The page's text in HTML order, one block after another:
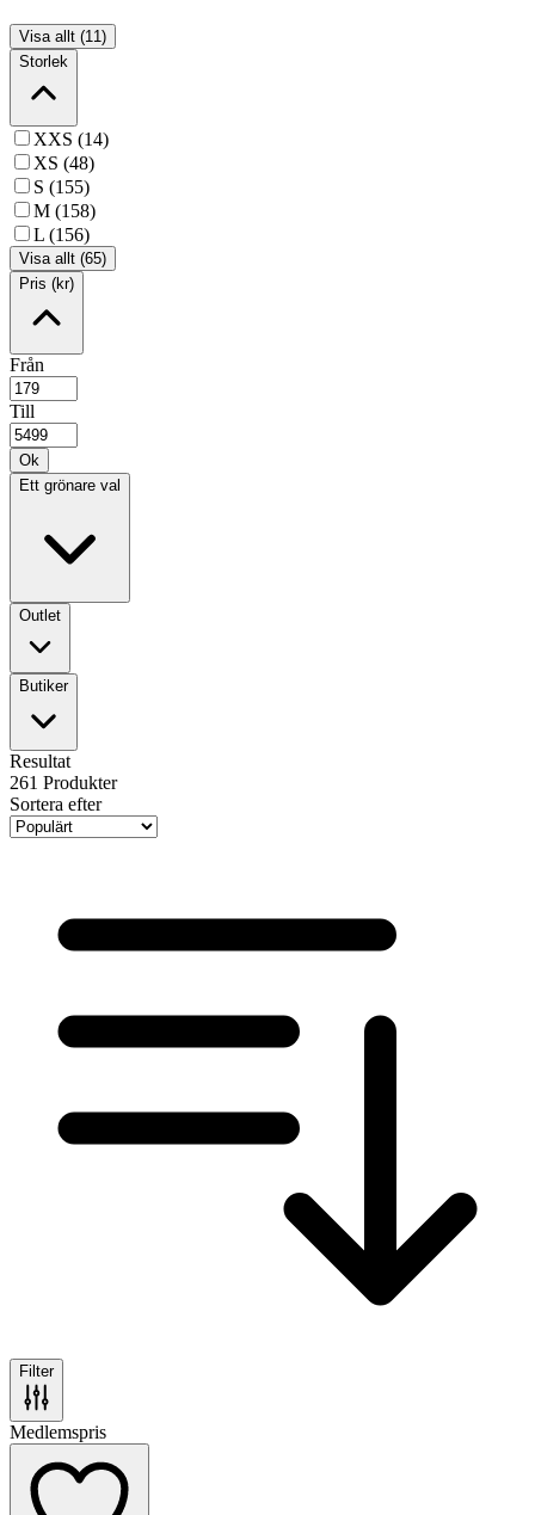
Visa allt (11)
Storlek
XXS (14)
XS (48)
S (155)
M (158)
L (156)
Visa allt (65)
Pris (kr)
Från
Till
Ok
Ett grönare val
Outlet
Butiker
Resultat
261 Produkter
Sortera efter
Filter
Medlemspris